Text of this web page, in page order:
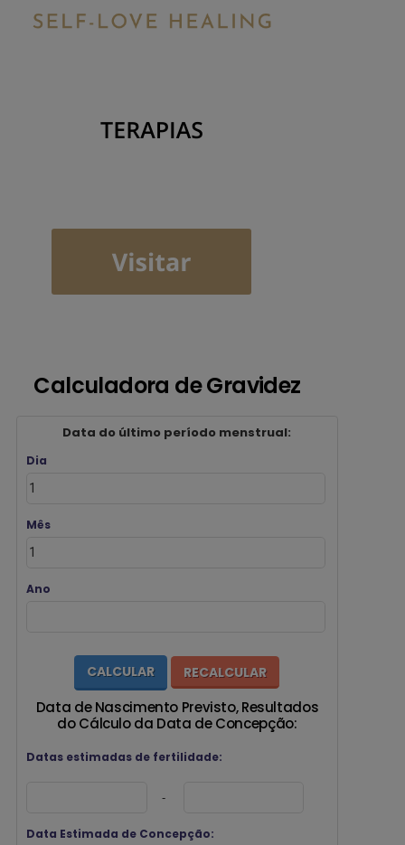
Calculadora de Gravidez
Data do último período menstrual:
Dia
Mês
Ano
Data de Nascimento Previsto, Resultados
do Cálculo da Data de Concepção:
Datas estimadas de fertilidade:
-
Data Estimada de Concepção: